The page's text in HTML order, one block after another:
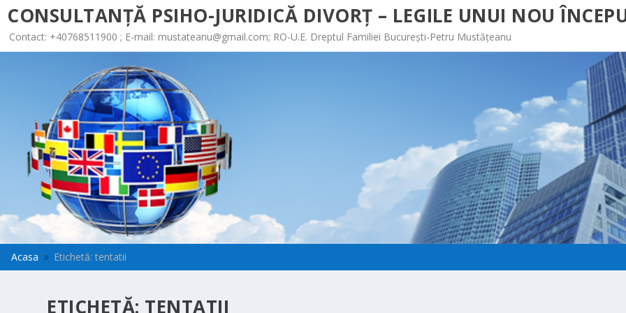
CONSULTANȚĂ PSIHO-JURIDICĂ DIVORȚ – LEGILE UNUI NOU
Contact: +40768511900 ; E-mail: mustateanu@gmail.com; RO-U.E. Dreptul Familiei București-Petru Mustățeanu
Acasa 9 Etichetă: tentatii
ETICHETĂ: TENTATII